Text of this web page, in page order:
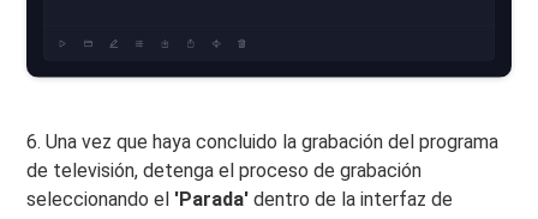
6. Una vez que haya concluido la grabación del programa
de televisión, detenga el proceso de grabación
seleccionando el 'Parada' dentro de la interfaz de